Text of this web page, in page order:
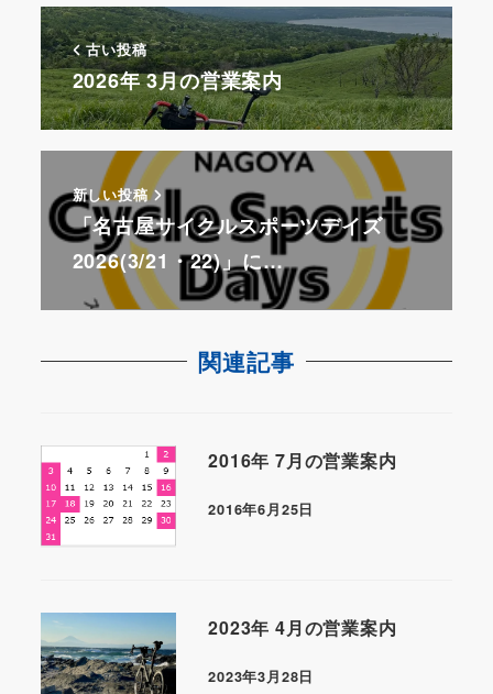
古い投稿
2026年 3月の営業案内
新しい投稿
「名古屋サイクルスポーツデイズ
2026(3/21・22)」に…
関連記事
2016年 7月の営業案内
2016年6月25日
2023年 4月の営業案内
2023年3月28日